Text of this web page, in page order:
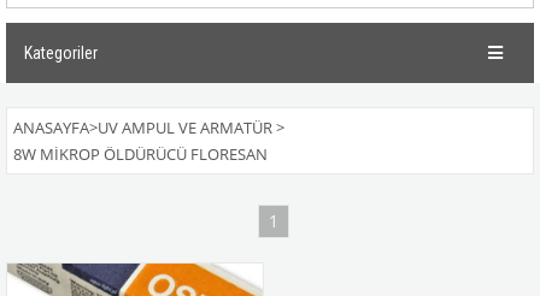
Kategoriler
ANASAYFA>UV AMPUL VE ARMATÜR>
8W MİKROP ÖLDÜRÜCÜ FLORESAN
1